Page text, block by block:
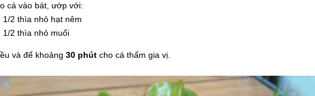
cá vào bát, ướp với:
1/2 thìa nhỏ hạt nêm
1/2 thìa nhỏ muối
và để khoảng 30 phút cho cá thấm gia vị.